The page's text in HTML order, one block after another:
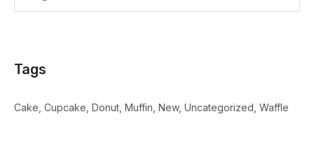
Tags
Cake Cupcake Donut Muffin New Uncategorized Waffle